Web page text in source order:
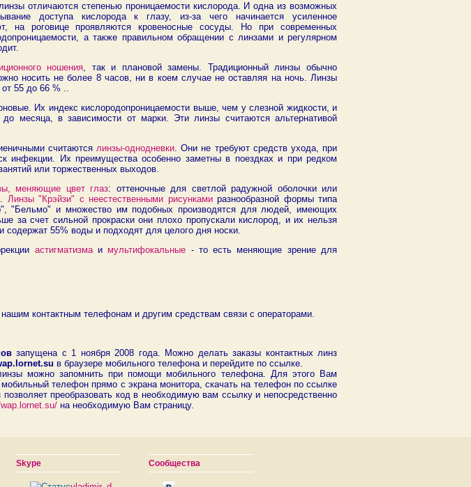
отличаются степенью проницаемости кислорода. И одна из возможных
доступа кислорода к глазу, из-за чего начинается усиленное
на роговице проявляются кровеносные сосуды. Но при современных
а также правильном обращении с линзами и регулярном
ношения, так и плановой замены. Традиционный линзы обычно
носить не более 8 часов, ни в коем случае не оставляя на ночь. Линзы
55 до 66 % ..
Их индекс кислородопроницаемости выше, чем у слезной жидкости, и
месяца, в зависимости от марки. Эти линзы считаются альтернативой
считаютсялинзы-однодневки. Они не требуют средств ухода, при
инфекции. Их преимущества особенно заметны в поездках и при редком
или торжественных выходов.
меняющие цвет глаз: оттеночные для светлой радужной оболочки или
Линзы "Крэйзи" с неестественными рисункамиразнообразной формы типа
"Бельмо" и множество им подобных производятся для людей, имеющих
за счет сильной прокраски они плохо пропускали кислород, и их нельзя
содержат 55% воды и подходят для целого дня носки.
астигматизмаи мультифокальные - то есть меняющие зрение для
контактным телефонам и другим средствам связи с операторами.
запущена с 1 ноября 2008 года. Можно делать заказы контактных линз
в браузере мобильного телефона и перейдите по ссылке.
можно запомнить при помощи мобильного телефона. Для этого Вам
телефон прямо с экрана монитора, скачать на телефон по ссылке
позволяет преобразовать код в необходимую вам ссылку и непосредственно
на необходимую Вам страницу.
Skype Сообщества